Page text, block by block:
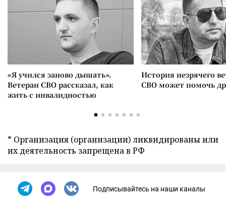
«Я учился заново дышать».
Ветеран СВО рассказал, как
жить с инвалидностью
История незрячего
СВО может помочь
* Организация (организации) ликвидированы или
их деятельность запрещена в РФ
Подписывайтесь на наши каналы